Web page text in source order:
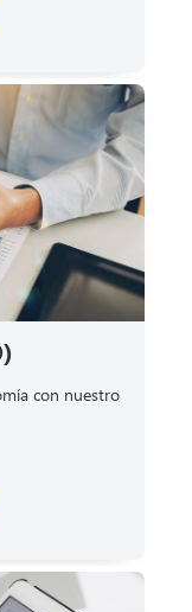
con nuestro